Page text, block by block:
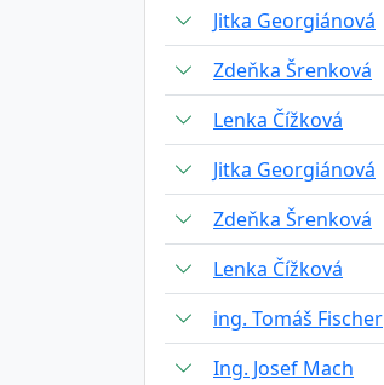
Jitka Georgiánová
Zdeňka Šrenková
Lenka Čížková
Jitka Georgiánová
Zdeňka Šrenková
Lenka Čížková
ing. Tomáš Fischer
Ing. Josef Mach